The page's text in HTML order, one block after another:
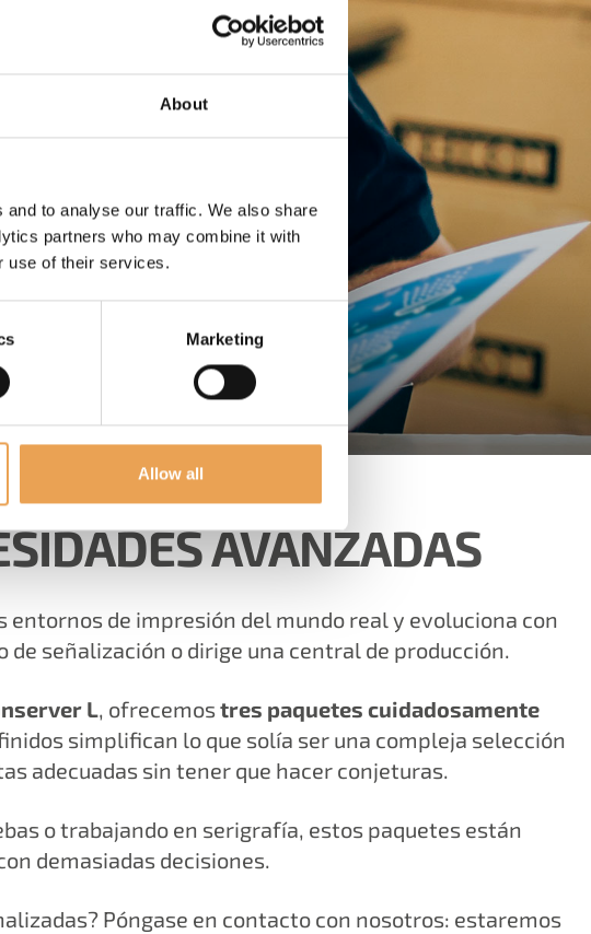
About
to analyse our traffic. We also share
partners who may combine it with
use of their services.
Marketing
Allow all
AVANZADAS
entornos de impresión del mundo real y evoluciona con
señalización o dirige una central de producción.
L, ofrecemostres paquetes cuidadosamente
simplifican lo que solía ser una compleja selección
adecuadas sin tener que hacer conjeturas.
o trabajando en serigrafía, estos paquetes están
demasiadas decisiones.
Póngase en contacto con nosotros: estaremos